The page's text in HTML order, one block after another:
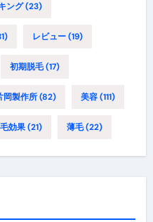
ング(23)
レビュー(19)
初期脱毛(17)
岡製作所(82) 美容(111)
効果(21) 薄毛(22)